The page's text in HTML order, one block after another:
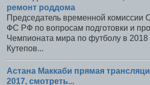
ремонт роддома
Председатель временной комиссии
ФС РФ по вопросам подготовки и
Чемпионата мира по футболу в 2018
Кутепов...
Астана Маккаби прямая
2017, смотреть...